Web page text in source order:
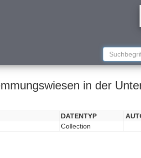
in der
DATENTYP
Collection